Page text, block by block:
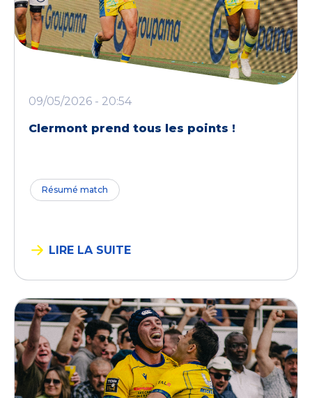
09/05/2026 - 20:54
Clermont prend tous les points !
Résumé match
LIRE LA SUITE